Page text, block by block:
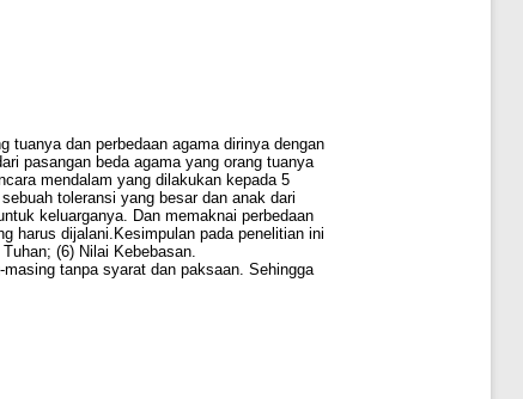
tuanya dan perbedaan agama dirinya dengan
pasangan beda agama yang orang tuanya
mendalam yang dilakukan kepada 5
toleransi yang besar dan anak dari
keluarganya. Dan memaknai perbedaan
harus dijalani.Kesimpulan pada penelitian ini
(6) Nilai Kebebasan.
tanpa syarat dan paksaan. Sehingga